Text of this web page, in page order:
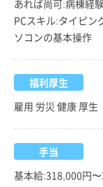
あれば尚可:病棟経
PCスキル:タイピン
ソコンの基本操作
福利厚生
雇用 労災 健康 厚生
手当
基本給:318,000円